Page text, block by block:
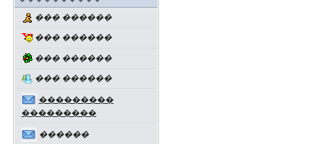
��� ������
��� ������
��� ������
��� ������
���������
���������
������